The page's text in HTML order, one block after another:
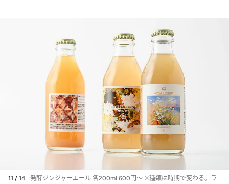
11 / 14
発酵ジンジャーエール 各200ml 600円～ ※種類は時期で変わる。ラ